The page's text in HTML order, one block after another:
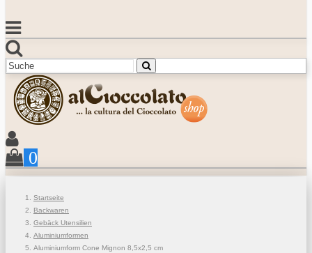
0
Startseite
Backwaren
Gebäck Utensilien
Aluminiumformen
Aluminiumform Cone Mignon 8,5x2,5 cm